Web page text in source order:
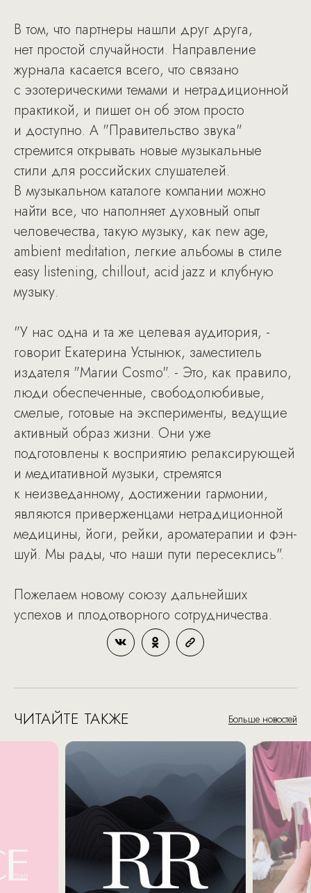
В том, что партнеры нашли друг друга,
нет простой случайности. Направление
журнала касается всего, что связано
с эзотерическими темами и нетрадиционной
практикой, и пишет он об этом просто
и доступно. А "Правительство звука"
стремится открывать новые музыкальные
стили для российских слушателей.
В музыкальном каталоге компании можно
найти все, что наполняет духовный опыт
человечества, такую музыку, как new age,
ambient meditation, легкие альбомы в стиле
easy listening, chillout, acid jazz и клубную
музыку.
"У нас одна и та же целевая аудитория, -
говорит Екатерина Устынюк, заместитель
издателя "Магии Cosmo". - Это, как правило,
люди обеспеченные, свободолюбивые,
смелые, готовые на эксперименты, ведущие
активный образ жизни. Они уже
подготовлены к восприятию релаксирующей
и медитативной музыки, стремятся
к неизведанному, достижении гармонии,
являются приверженцами нетрадиционной
медицины, йоги, рейки, ароматерапии и фэн-
шуй. Мы рады, что наши пути пересеклись".
Пожелаем новому союзу дальнейших
успехов и плодотворного сотрудничества.
ЧИТАЙТЕ ТАКЖЕ Больше новостей